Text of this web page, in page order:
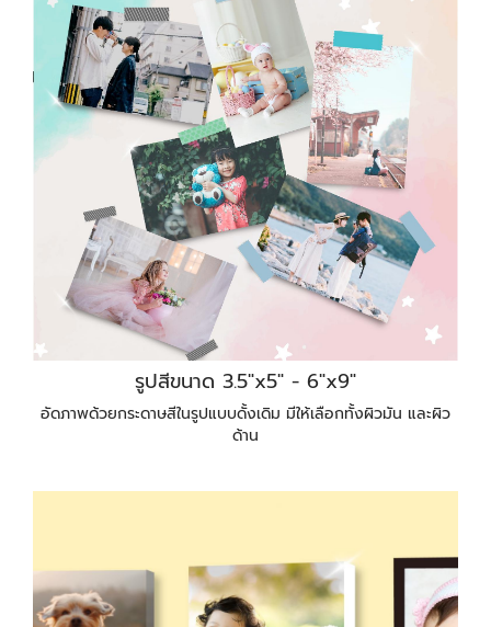
รูปสีขนาด 3.5"x5" - 6"x9"
อัดภาพด้วยกระดาษสีในรูปแบบดั้งเดิม มีให้เลือกทั้งผิวมัน และผิว
ด้าน